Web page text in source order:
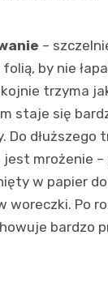
–
by nie
trzyma
staje się
Do dłuższego
jest mrożenie –
w papier
woreczki. Po
bardzo